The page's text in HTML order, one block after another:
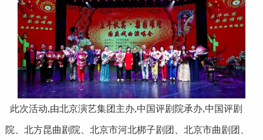
此次活动,由北京演艺集团主办,中国评剧院承办,中国评剧
院、北方昆曲剧院、北京市河北梆子剧团、北京市曲剧团、